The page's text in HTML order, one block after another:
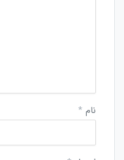
نام *